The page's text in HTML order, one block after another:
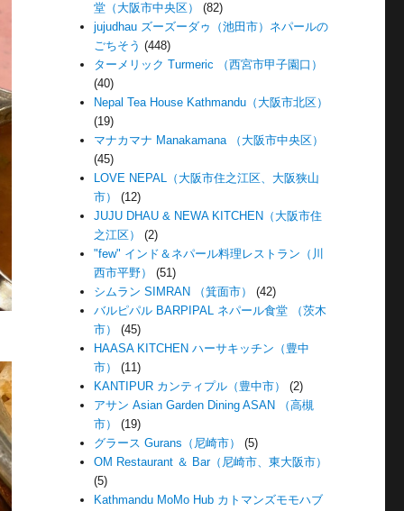
堂（大阪市中央区）
(82)
jujudhau ズーズーダゥ（池田市）ネパールの
ごちそう (448)
ターメリック Turmeric （西宮市甲子園口）
(40)
Nepal Tea House Kathmandu（大阪市北区）
(19)
マナカマナ Manakamana （大阪市中央区）
(45)
LOVE NEPAL（大阪市住之江区、大阪狭山
市）
(12)
JUJU DHAU & NEWA KITCHEN（大阪市住
之江区）
(2)
"few" インド＆ネパール料理レストラン（川
西市平野）
(51)
シムラン SIMRAN （箕面市）
(42)
バルピパル BARPIPAL ネパール食堂 （茨木
市）
(45)
HAASA KITCHEN ハーサキッチン（豊中
市）
(11)
KANTIPUR カンティプル（豊中市）
(2)
アサン Asian Garden Dining ASAN （高槻
市）
(19)
グラース Gurans（尼崎市）
(5)
OM Restaurant ＆ Bar（尼崎市、東大阪市）
(5)
Kathmandu MoMo Hub カトマンズモモハブ